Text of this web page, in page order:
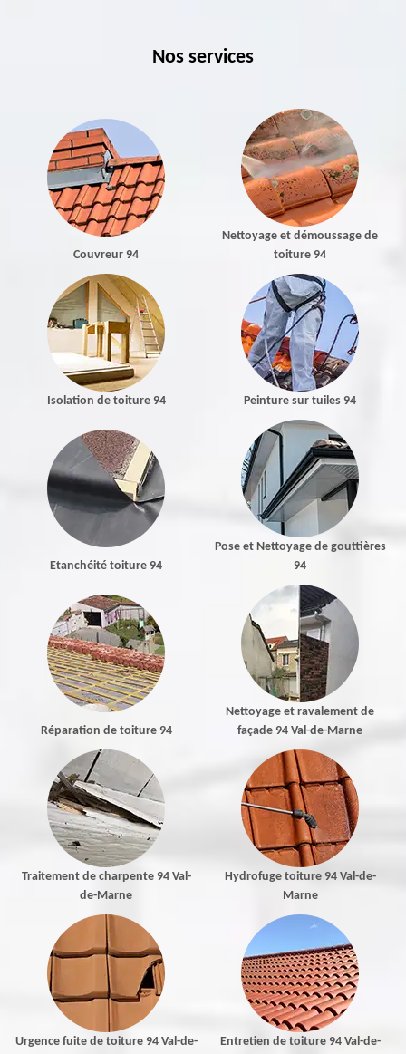
Nos services
Couvreur 94
Nettoyage et démoussage de
toiture 94
Isolation de toiture 94 Peinture sur tuiles 94
Etanchéité toiture 94
Pose et Nettoyage de gouttières
94
Réparation de toiture 94
Nettoyage et ravalement de
façade 94 Val-de-Marne
Traitement de charpente 94 Val-
de-Marne
Hydrofuge toiture 94 Val-de-
Marne
Urgence fuite de toiture 94 Val-de-
Entretien de toiture 94 Val-de-